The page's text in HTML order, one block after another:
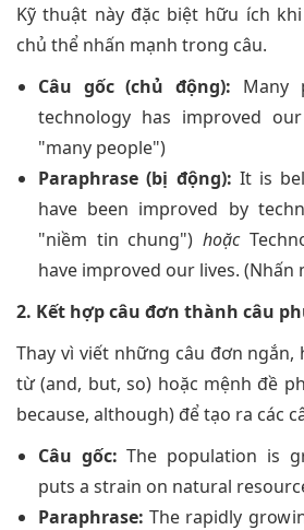
Kỹ thuật này đặc biệt hữu ích
chủ thể nhấn mạnh trong câu.
Câu gốc (chủ động): Many
technology has improved
"many people")
Paraphrase (bị động): It is
have been improved by
"niềm tin chung")hoặc
have improved our lives.
2. Kết hợp câu đơn thành câu
Thay vì viết những câu đơn ngắn,
từ (and, but, so) hoặc mệnh đề
because, although) để tạo ra các
Câu gốc: The population is
puts a strain on natural
Paraphrase: The rapidly